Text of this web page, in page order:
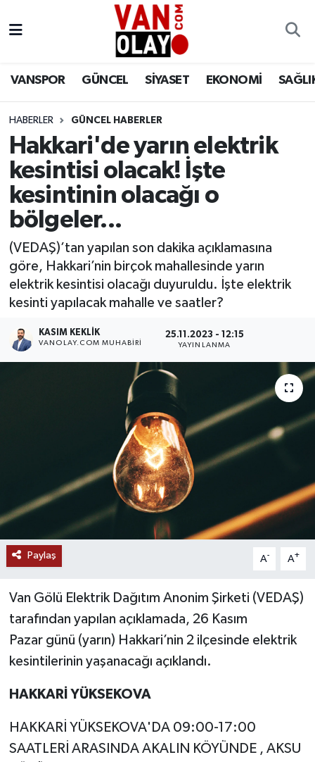
VANSPOR GÜNCEL SİYASET EKONOMİ
HABERLER GÜNCEL HABERLER
Hakkari'de yarın elektrik
kesintisi olacak! İşte
kesintinin olacağı o
bölgeler...
(VEDAŞ)’tan yapılan son dakika açıklamasına
göre, Hakkari’nin birçok mahallesinde yarın
elektrik kesintisi olacağı duyuruldu. İşte elektrik
kesinti yapılacak mahalle ve saatler?
KASIM KEKLIK
VANOLAY.COM MUHABIRI
25.11.2023 - 12:15
YAYINLANMA
Paylaş A- A+
Van Gölü Elektrik Dağıtım Anonim Şirketi (VEDAŞ)
tarafından yapılan açıklamada, 26 Kasım
Pazar günü (yarın) Hakkari’nin 2 ilçesinde elektrik
kesintilerinin yaşanacağı açıklandı.
HAKKARİ YÜKSEKOVA
HAKKARİ YÜKSEKOVA'DA 09:00-17:00
SAATLERİ ARASINDA AKALIN KÖYÜNDE , AKSU
Siyaset
Ekonomi
Sağlık
Eğitim
Bilim & Teknoloji
Dünya
RESMİ İLANLAR
Van Nöbetçi Eczaneler
Van Namaz Vakitleri
Van Trafik Yoğunluk Haritası
Süper Lig Puan Durumu ve Fikstür
Tüm Manşetler
Son Dakika Haberleri
Haber Arşivi